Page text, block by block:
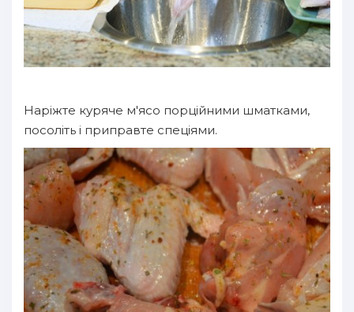
Наріжте куряче м'ясо порційними шматками,
посоліть і приправте спеціями.